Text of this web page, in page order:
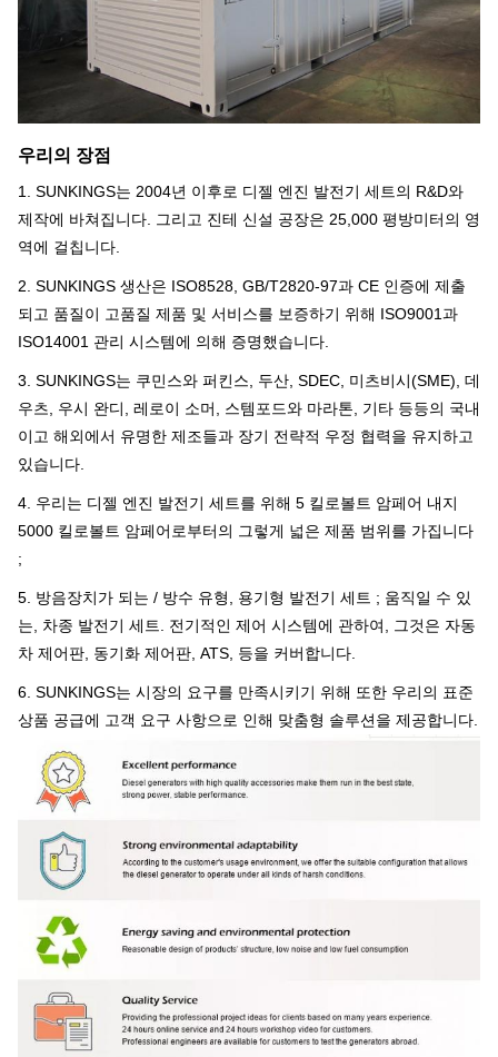
우리의 장점
1. SUNKINGS는 2004년 이후로 디젤 엔진 발전기 세트의 R&D와
제작에 바쳐집니다. 그리고 진테 신설 공장은 25,000 평방미터의 영
역에 걸칩니다.
2. SUNKINGS 생산은 ISO8528, GB/T2820-97과 CE 인증에 제출
되고 품질이 고품질 제품 및 서비스를 보증하기 위해 ISO9001과
ISO14001 관리 시스템에 의해 증명했습니다.
3. SUNKINGS는 쿠민스와 퍼킨스, 두산, SDEC, 미츠비시(SME), 데
우츠, 우시 완디, 레로이 소머, 스템포드와 마라톤, 기타 등등의 국내
이고 해외에서 유명한 제조들과 장기 전략적 우정 협력을 유지하고
있습니다.
4. 우리는 디젤 엔진 발전기 세트를 위해 5 킬로볼트 암페어 내지
5000 킬로볼트 암페어로부터의 그렇게 넓은 제품 범위를 가집니다
;
5. 방음장치가 되는 / 방수 유형, 용기형 발전기 세트 ; 움직일 수 있
는, 차종 발전기 세트. 전기적인 제어 시스템에 관하여, 그것은 자동
차 제어판, 동기화 제어판, ATS, 등을 커버합니다.
6. SUNKINGS는 시장의 요구를 만족시키기 위해 또한 우리의 표준
상품 공급에 고객 요구 사항으로 인해 맞춤형 솔루션을 제공합니다.